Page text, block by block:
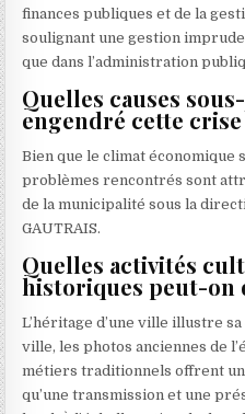
finances publiques et de la
soulignant une gestion
que dans l’administration
Quelles causes
engendré cette
Bien que le climat
problèmes rencontrés sont
de la municipalité sous la
GAUTRAIS.
Quelles activités
historiques peut-on
L’héritage d’une ville illustre
ville, les photos anciennes de
métiers traditionnels offrent
qu’une transmission et une